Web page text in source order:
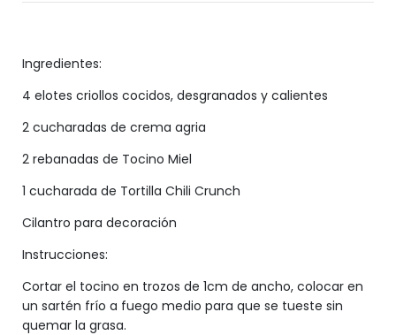
Ingredientes:
4 elotes criollos cocidos, desgranados y calientes
2 cucharadas de crema agria
2 rebanadas de Tocino Miel
1 cucharada de Tortilla Chili Crunch
Cilantro para decoración
Instrucciones:
Cortar el tocino en trozos de 1cm de ancho, colocar en
un sartén frío a fuego medio para que se tueste sin
quemar la grasa.